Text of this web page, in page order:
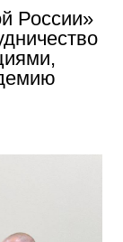
России»